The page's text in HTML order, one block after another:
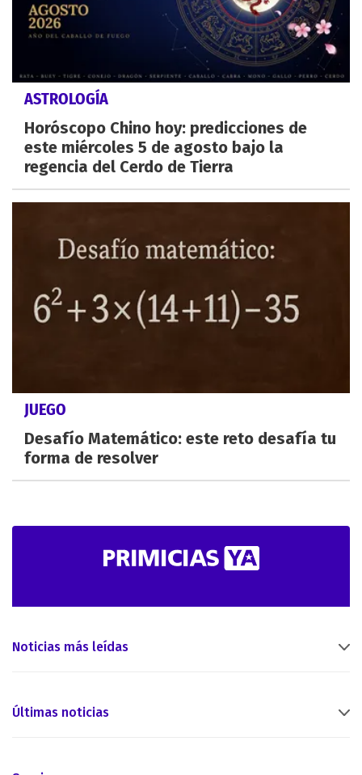
ASTROLOGÍA
Horóscopo Chino hoy: predicciones de
este miércoles 5 de agosto bajo la
regencia del Cerdo de Tierra
JUEGO
Desafío Matemático: este reto desafía tu
forma de resolver
Noticias más leídas
Últimas noticias